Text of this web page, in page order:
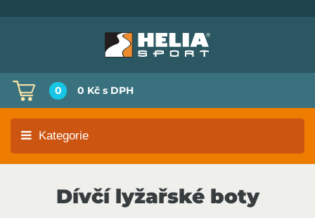
0 0 Kč s DPH
Kategorie
Dívčí lyžařské boty